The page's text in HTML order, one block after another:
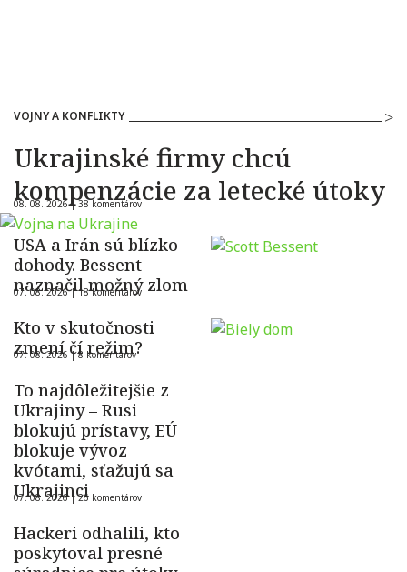
VOJNY A KONFLIKTY
Ukrajinské firmy chcú
kompenzácie za letecké útoky
08. 08. 2026 |38 komentárov
USA a Irán sú blízko
dohody. Bessent
naznačil možný zlom
07. 08. 2026 |18 komentárov
Kto v skutočnosti
zmení čí režim?
07. 08. 2026 |8 komentárov
To najdôležitejšie z
Ukrajiny – Rusi
blokujú prístavy, EÚ
blokuje vývoz
kvótami, sťažujú sa
Ukrajinci
07. 08. 2026 |26 komentárov
Hackeri odhalili, kto
poskytoval presné